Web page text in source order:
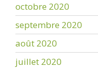
octobre 2020
septembre 2020
août 2020
juillet 2020